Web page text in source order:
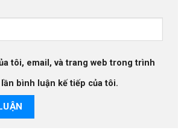
tôi, email, và trang web trong trình
bình luận kế tiếp của tôi.